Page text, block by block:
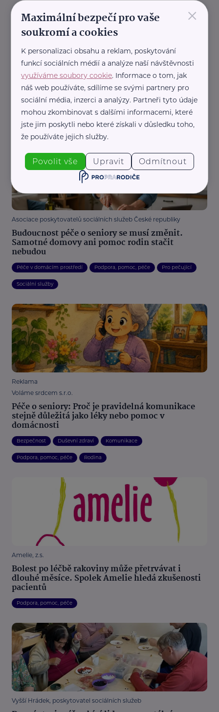
Městská správa sociálních služeb v Mostě - příspěvková organizace
Moderní technologie otevírají nové možnosti.
Lidskost zůstává na prvním místě
Aktivity Podpora, pomoc, péče Sociální služby Zajímavost
Asociace poskytovatelů sociálních služeb České republiky
Budoucnost péče o seniory se musí změnit.
Samotné domovy ani pomoc rodin stačit
nebudou
Péče v domácím prostředí Podpora, pomoc, péče Pro pečující
Sociální služby
Reklama
Voláme srdcem s.r.o.
Péče o seniory: Proč je pravidelná komunikace
stejně důležitá jako léky nebo pomoc v
domácnosti
Bezpečnost Duševní zdraví Komunikace
Podpora, pomoc, péče Rodina
Amelie, z.s.
Bolest po léčbě rakoviny může přetrvávat i
dlouhé měsíce. Spolek Amelie hledá zkušenosti
pacientů
Podpora, pomoc, péče
Vyšší Hrádek, poskytovatel sociálních služeb
×
Maximální bezpečí pro vaše
soukromí a cookies
K personalizaci obsahu a reklam, poskytování
funkcí sociálních médií a analýze naší návštěvnosti
využíváme soubory cookie. Informace o tom, jak
náš web používáte, sdílíme se svými partnery pro
sociální média, inzerci a analýzy. Partneři tyto údaje
mohou zkombinovat s dalšími informacemi, které
jste jim poskytli nebo které získali v důsledku toho,
že používáte jejich služby.
Povolit vše Upravit Odmítnout